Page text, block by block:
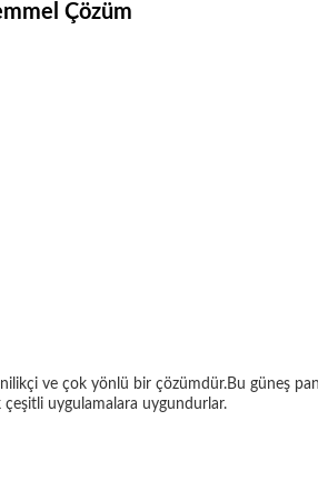
Çözüm
ve çok yönlü bir çözümdür.Bu güneş
çeşitli uygulamalara uygundurlar.